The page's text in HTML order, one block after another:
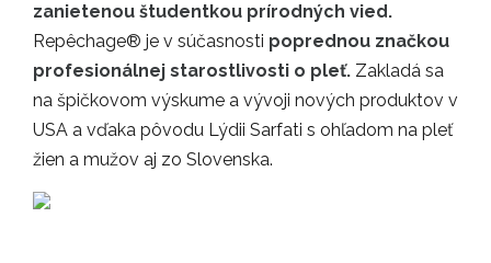
zanietenou študentkou prírodných vied.
Repêchage® je v súčasnosti poprednou značkou
profesionálnej starostlivosti o pleť. Zakladá sa
na špičkovom výskume a vývoji nových produktov v
USA a vďaka pôvodu Lýdii Sarfati s ohľadom na pleť
žien a mužov aj zo Slovenska.